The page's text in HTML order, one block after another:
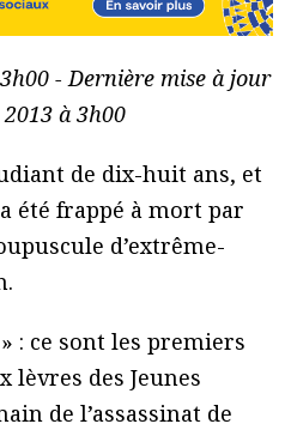
- Dernière mise à jour
à 3h00
de dix-huit ans, et
été frappé à mort par
d’extrême-
» : ce sont les premiers
des Jeunes
de l’assassinat de